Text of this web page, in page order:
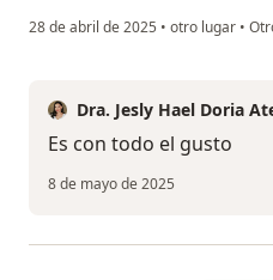
28 de abril de 2025 • otro lugar •
Dra. Jesly Hael Doria
Es con todo el gusto
8 de mayo de 2025